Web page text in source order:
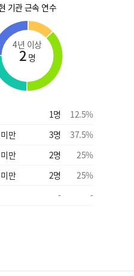
기관 근속 연수
4년 이상
2 명
1명 12.5%
만
3명 37.5%
만
2명 25%
만
2명 25%
-
-